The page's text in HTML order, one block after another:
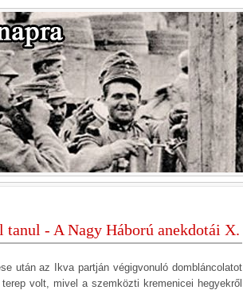
tanul - A Nagy Háború anekdotái X.
után az Ikva partján végigvonuló dombláncolatot
volt, mivel a szemközti kremenicei hegyekről